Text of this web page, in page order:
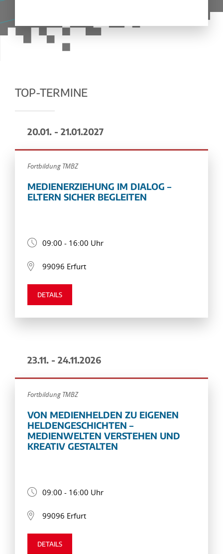
TOP-TERMINE
20.01. - 21.01.2027
Fortbildung TMBZ
MEDIENERZIEHUNG IM DIALOG –
ELTERN SICHER BEGLEITEN
09:00 - 16:00 Uhr
99096 Erfurt
DETAILS
23.11. - 24.11.2026
Fortbildung TMBZ
VON MEDIENHELDEN ZU EIGENEN
HELDENGESCHICHTEN –
MEDIENWELTEN VERSTEHEN UND
KREATIV GESTALTEN
09:00 - 16:00 Uhr
99096 Erfurt
DETAILS